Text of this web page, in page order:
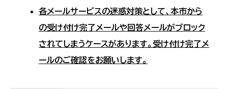
各メールサービスの迷惑対策として、本市から
の受け付け完了メールや回答メールがブロック
されてしまうケースがあります。受け付け完了メ
ールのご確認をお願いします。